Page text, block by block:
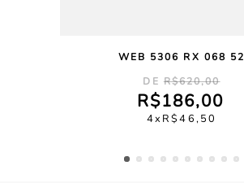
WEB 5306 RX 068 52
R$620,00
R$186,00
4 R$46,50